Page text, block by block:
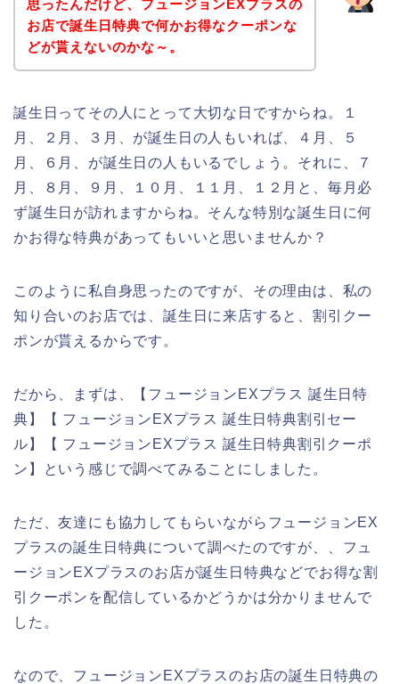
思ったんだけど、フュージョンEXプラスの
お店で誕生日特典で何かお得なクーポンな
どが貰えないのかな～。
誕生日ってその人にとって大切な日ですからね。１
月、２月、３月、が誕生日の人もいれば、４月、５
月、６月、が誕生日の人もいるでしょう。それに、７
月、８月、９月、１０月、１１月、１２月と、毎月必
ず誕生日が訪れますからね。そんな特別な誕生日に何
かお得な特典があってもいいと思いませんか？
このように私自身思ったのですが、その理由は、私の
知り合いのお店では、誕生日に来店すると、割引クー
ポンが貰えるからです。
だから、まずは、【フュージョンEXプラス 誕生日特
典】【 フュージョンEXプラス 誕生日特典割引セー
ル】【 フュージョンEXプラス 誕生日特典割引クーポ
ン】という感じで調べてみることにしました。
ただ、友達にも協力してもらいながらフュージョンEX
プラスの誕生日特典について調べたのですが、、フュ
ージョンEXプラスのお店が誕生日特典などでお得な割
引クーポンを配信しているかどうかは分かりませんで
した。
なので、フュージョンEXプラスのお店の誕生日特典の